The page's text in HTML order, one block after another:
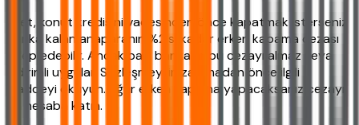
Evet, konut kredisini vadesinden önce kapatmak isterseniz
banka kalan anaparanın %2'si kadar erken kapama cezası
talep edebilir. Ancak bazı bankalar bu cezayı almaz veya
indirimli uygular. Sözleşmeyi imzalamadan önce ilgili
maddeyi okuyun. Eğer erken kapama yapacaksanız cezayı
da hesaba katın.